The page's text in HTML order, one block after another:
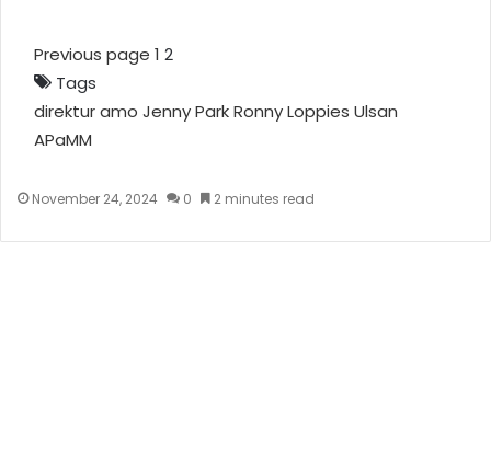
Previous page 1 2
Tags
direktur amo Jenny ParkRonny Loppies Ulsan
APaMM
November 24, 2024 0 2 minutes read